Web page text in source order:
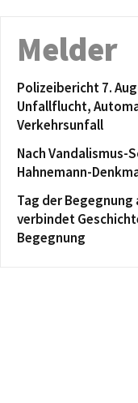
Melder
Polizeibericht 7.
Unfallflucht,
Verkehrsunfall
Nach Vandalismus-
Hahnemann-
Tag der
verbindet
Begegnung